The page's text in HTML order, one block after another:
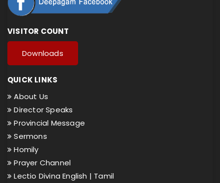
VISITOR COUNT
Downloads
QUICK LINKS
About Us
Director Speaks
Provincial Message
Sermons
Homily
Prayer Channel
Lectio Divina English | Tamil